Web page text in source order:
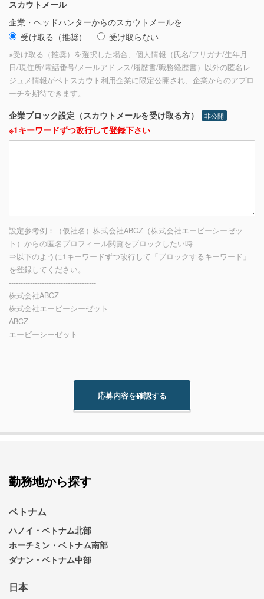
スカウトメール
企業・ヘッドハンターからのスカウトメールを
受け取る（推奨）
受け取らない
※受け取る（推奨）を選択した場合、個人情報（氏名/フリガナ/生年月
日/現住所/電話番号/メールアドレス/履歴書/職務経歴書）以外の匿名レ
ジュメ情報がベトスカウト利用企業に限定公開され、企業からのアプロ
ーチを期待できます。
企業ブロック設定（スカウトメールを受け取る方） 非公開
※1キーワードずつ改行して登録下さい
設定参考例：（仮社名）株式会社ABCZ（株式会社エービーシーゼッ
ト）からの匿名プロフィール閲覧をブロックしたい時
⇒以下のように1キーワードずつ改行して「ブロックするキーワード」
を登録してください。
-------------------------------------
株式会社ABCZ
株式会社エービーシーゼット
ABCZ
エービーシーゼット
-------------------------------------
勤務地から探す
ベトナム
ハノイ・ベトナム北部
ホーチミン・ベトナム南部
ダナン・ベトナム中部
日本